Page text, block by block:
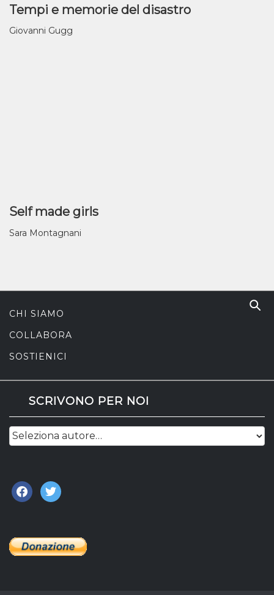
Tempi e memorie del disastro
Giovanni Gugg
Self made girls
Sara Montagnani
CHI SIAMO
COLLABORA
SOSTIENICI
SCRIVONO PER NOI
facebook
twitter